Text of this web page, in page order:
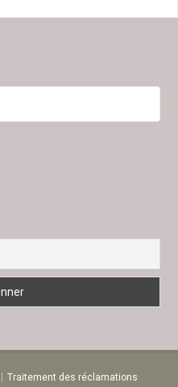
Traitement des réclamations